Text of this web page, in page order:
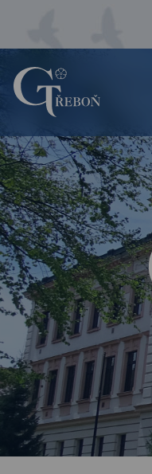
Třeboň